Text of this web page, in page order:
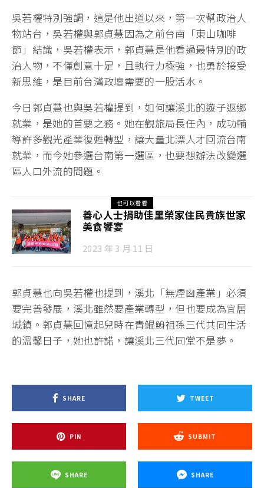
吳若權特別強調，這是他出道以來，第一次幫政治人
物站台，吳若權與郭貞慧因為之前台南「東山咖啡
節」結識，吳若權表示，郭貞慧是他看過最特別的政
治人物，不僅創意十足，且執行力極強，也勇於接受
新思維，是目前台灣政壇需要的一股活水。
今日郭貞慧也與吳若權提到，如何讓溪北的遊子返鄉
就業，是她的首要之務。她在觀旅局長任內，成功輔
導許多觀光產業復甦轉型，讓大量北漂人才回流台南
就業，而今她參選台南第一選區，也要想辦法改變選
區人口外流的問題。
也可以看看
善心人士捐助佳里榮家住民貴族世家
美食饗宴
2023 年 3 月 11 日
郭貞慧也向吳若權也提到，溪北「無煙囪產業」必須
要完善發展，溪北雖然要產業轉型，但也要成為宜居
城鎮。郭貞慧回憶起兒時在青鯤鯓祖孫三代共同生活
的溫馨日子，她也許諾，讓溪北三代同堂不是夢。
SHARE TWEET
PIN SUBMIT
SHARE SHARE